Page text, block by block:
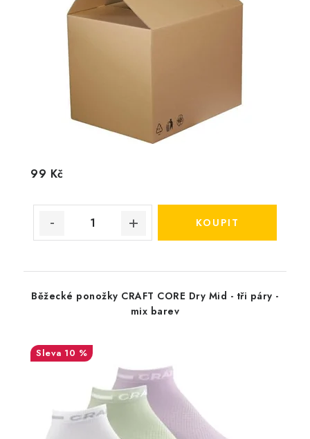
99 Kč
Běžecké ponožky CRAFT CORE Dry Mid - tři páry -
mix barev
10 %